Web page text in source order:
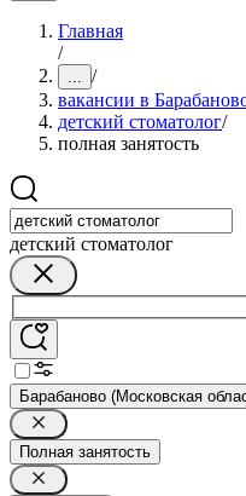
Главная
/
... /
вакансии в
детский стоматолог/
полная занятость
детский стоматолог
Барабаново (Московская
Полная занятость